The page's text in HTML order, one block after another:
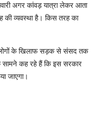
अगर कांवड़ यात्रा लेकर आता
की व्यवस्था है। किस तरह का
लोगों के खिलाफ सड़क से संसद तक
सामने कह रहे हैं कि इस सरकार
जाएगा।